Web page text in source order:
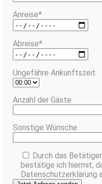
Anreise*
Abreise*
Ungefähre Ankunftszeit
Anzahl der Gäste
Sonstige Wünsche
Durch das
bestätige ich hiermit,
Datenschutzerklärung